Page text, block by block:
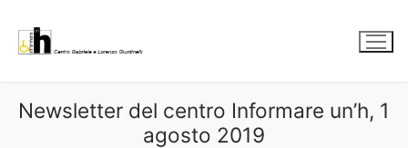
contenuto
Newsletter del centro Informare un’h, 1
agosto 2019